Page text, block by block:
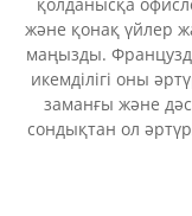
және қонақ үйлер
маңызды.
икемділігі оны
заманғы және
сондықтан ол